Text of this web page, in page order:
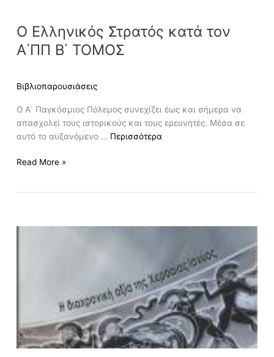
Ο Ελληνικός Στρατός κατά τον
Α΄ΠΠ Β΄ ΤΟΜΟΣ
Βιβλιοπαρουσιάσεις
Ο Α΄ Παγκόσμιος Πόλεμος συνεχίζει έως και σήμερα να
απασχολεί τους ιστορικούς και τους ερευνητές. Μέσα σε
αυτό το αυξανόμενο … Περισσότερα
Read More »